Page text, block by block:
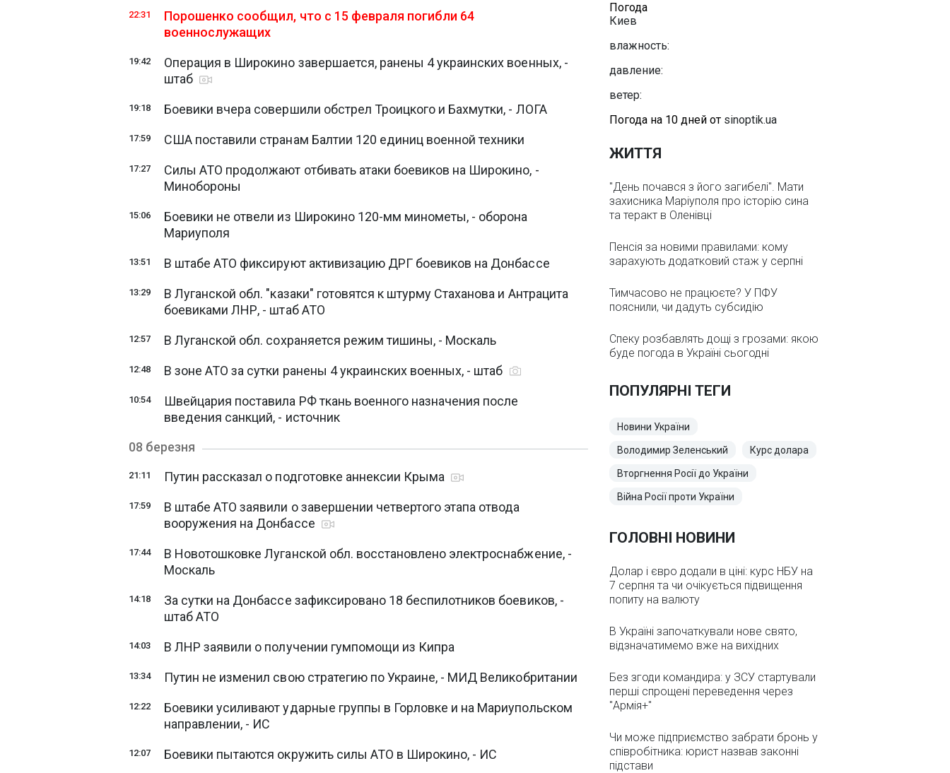
22:31
Порошенко сообщил, что с 15 февраля погибли 64
военнослужащих
19:42
Операция в Широкино завершается, ранены 4 украинских военных, -
штаб
19:18 Боевики вчера совершили обстрел Троицкого и Бахмутки, - ЛОГА
17:59 США поставили странам Балтии 120 единиц военной техники
17:27
Силы АТО продолжают отбивать атаки боевиков на Широкино, -
Минобороны
15:06
Боевики не отвели из Широкино 120-мм минометы, - оборона
Мариуполя
13:51 В штабе АТО фиксируют активизацию ДРГ боевиков на Донбассе
13:29
В Луганской обл. "казаки" готовятся к штурму Стаханова и Антрацита
боевиками ЛНР, - штаб АТО
12:57 В Луганской обл. сохраняется режим тишины, - Москаль
12:48 В зоне АТО за сутки ранены 4 украинских военных, - штаб
10:54
Швейцария поставила РФ ткань военного назначения после
введения санкций, - источник
08 березня
21:11 Путин рассказал о подготовке аннексии Крыма
17:59
В штабе АТО заявили о завершении четвертого этапа отвода
вооружения на Донбассе
17:44
В Новотошковке Луганской обл. восстановлено электроснабжение, -
Москаль
14:18
За сутки на Донбассе зафиксировано 18 беспилотников боевиков, -
штаб АТО
14:03 В ЛНР заявили о получении гумпомощи из Кипра
13:34 Путин не изменил свою стратегию по Украине, - МИД Великобритании
12:22
Боевики усиливают ударные группы в Горловке и на Мариупольском
направлении, - ИС
12:07
Боевики пытаются окружить силы АТО в Широкино, - ИС
Погода
Киев
влажность:
давление:
ветер:
Погода на 10 дней от sinoptik.ua
ЖИТТЯ
"День почався з його загибелі". Мати
захисника Маріуполя про історію сина
та теракт в Оленівці
Пенсія за новими правилами: кому
зарахують додатковий стаж у серпні
Тимчасово не працюєте? У ПФУ
пояснили, чи дадуть субсидію
Спеку розбавлять дощі з грозами: якою
буде погода в Україні сьогодні
ПОПУЛЯРНІ ТЕГИ
Новини України
Володимир Зеленський Курс долара
Вторгнення Росії до України
Війна Росії проти України
ГОЛОВНІ НОВИНИ
Долар і євро додали в ціні: курс НБУ на
7 серпня та чи очікується підвищення
попиту на валюту
В Україні започаткували нове свято,
відзначатимемо вже на вихідних
Без згоди командира: у ЗСУ стартували
перші спрощені переведення через
"Армія+"
Чи може підприємство забрати бронь у
співробітника: юрист назвав законні
підстави